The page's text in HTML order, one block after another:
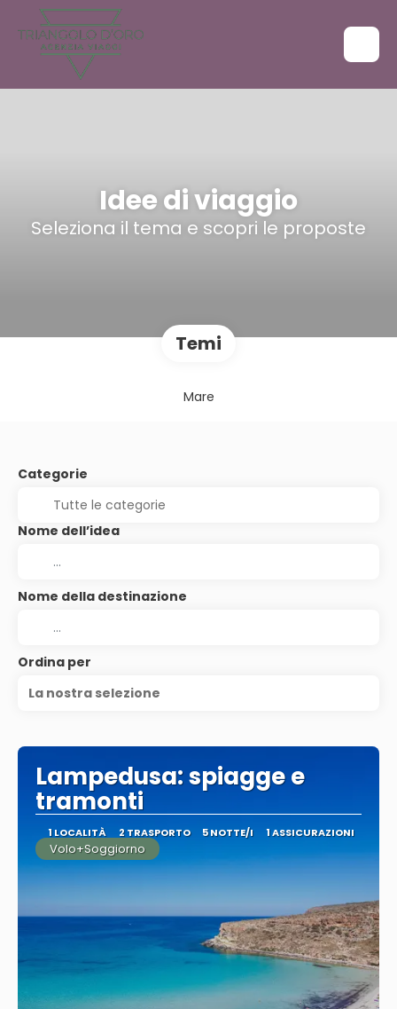
Idee di viaggio
Seleziona il tema e scopri le proposte
Temi
Mare
Categorie
Nome dell’idea
Nome della destinazione
Ordina per
La nostra selezione
Lampedusa: spiagge e
tramonti
1 LOCALITÀ 2 TRASPORTO 5 NOTTE/I 1 ASSICURAZIONI
Volo+Soggiorno